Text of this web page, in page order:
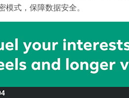
模式，保障数据安全。